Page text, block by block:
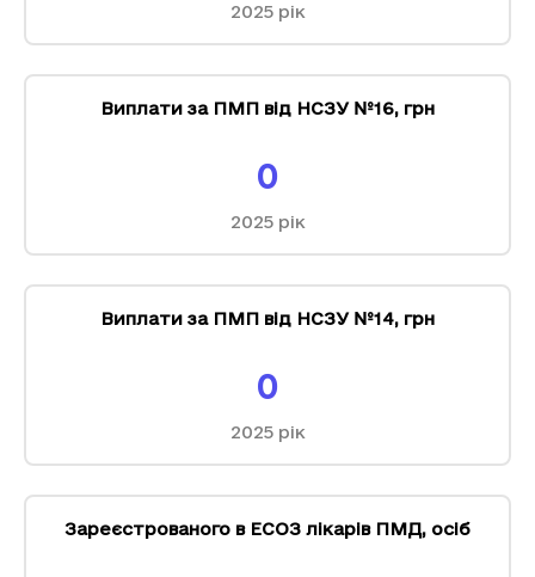
2025рік
Виплати за ПМП від НСЗУ №16, грн
0
2025рік
Виплати за ПМП від НСЗУ №14, грн
0
2025рік
Зареєстрованого в ЕСОЗ лікарів ПМД, осіб